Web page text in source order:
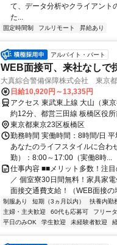
て、データ分析やクライアント
た...
固定時間制 フルリモート 昇給あり
アルバイト・パート
WEB面接可、来社なしで
大真綜合警備保障株式会社 東京
日給10,920円～13,335円
アクセス 東武東上線 大山（東
約12分、都営三田線 板橋区役
増駅、下赤塚駅、東武練馬駅、
東京都東京23区板橋区
勤務時間 実働時間：8時間/日
あなたのライフスタイルに合わ
勤）：8:00～17:00（実働8時...
仕事内容 ■■メリット多数！注
／ 個室寮30日間無料！家具家
面接交通費支給！（WEB面接の
制服あり 短期（3ヵ月以内） 扶養内勤
主婦・主夫歓迎
60代も応募可 フリー
平日のみOK
学生歓迎 未経験者歓迎